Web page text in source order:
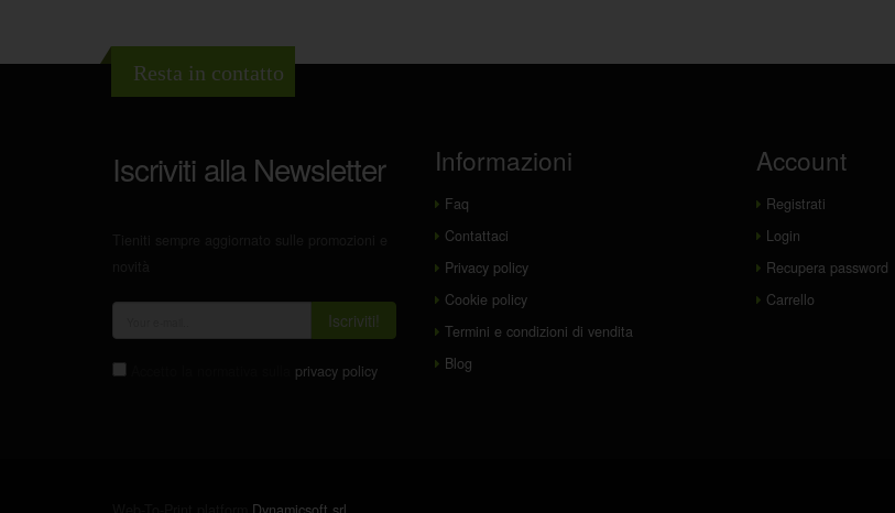
Resta in contatto
Iscriviti alla Newsletter
Iscriviti!
privacy policy
Informazioni
Faq
Contattaci
Privacy policy
Cookie policy
Termini e condizioni di vendita
Blog
Account
Registrati
Login
Recupera password
Carrello